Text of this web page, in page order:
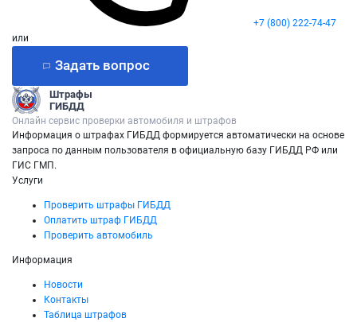
+7 (800) 222-74-47
или
Задать вопрос
Штрафы
ГИБДД
Онлайн сервис проверки автомобиля и штрафов
Информация о штрафах ГИБДД формируется автоматически на основе
запроса по данным пользователя в официальную базу ГИБДД РФ или
ГИС ГМП.
Услуги
Проверить штрафы ГИБДД
Оплатить штраф ГИБДД
Проверить автомобиль
Информация
Новости
Контакты
Таблица штрафов